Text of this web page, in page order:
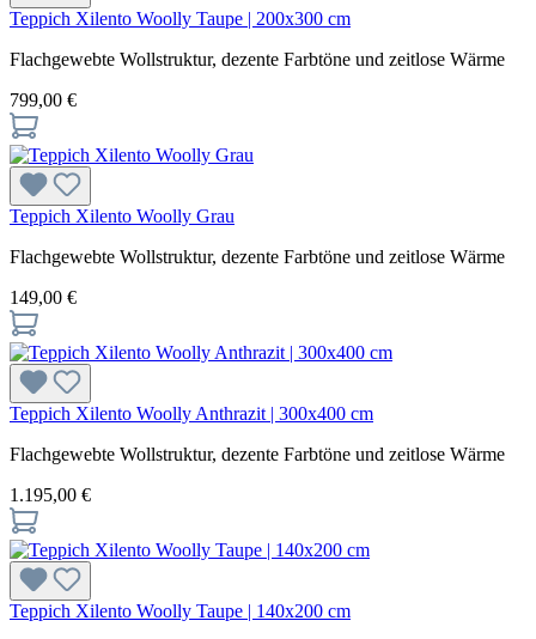
Teppich Xilento Woolly Taupe | 200x300 cm
Flachgewebte Wollstruktur, dezente Farbtöne und zeitlose Wärme
799,00 €
Teppich Xilento Woolly Grau
Flachgewebte Wollstruktur, dezente Farbtöne und zeitlose Wärme
149,00 €
Teppich Xilento Woolly Anthrazit | 300x400 cm
Flachgewebte Wollstruktur, dezente Farbtöne und zeitlose Wärme
1.195,00 €
Teppich Xilento Woolly Taupe | 140x200 cm